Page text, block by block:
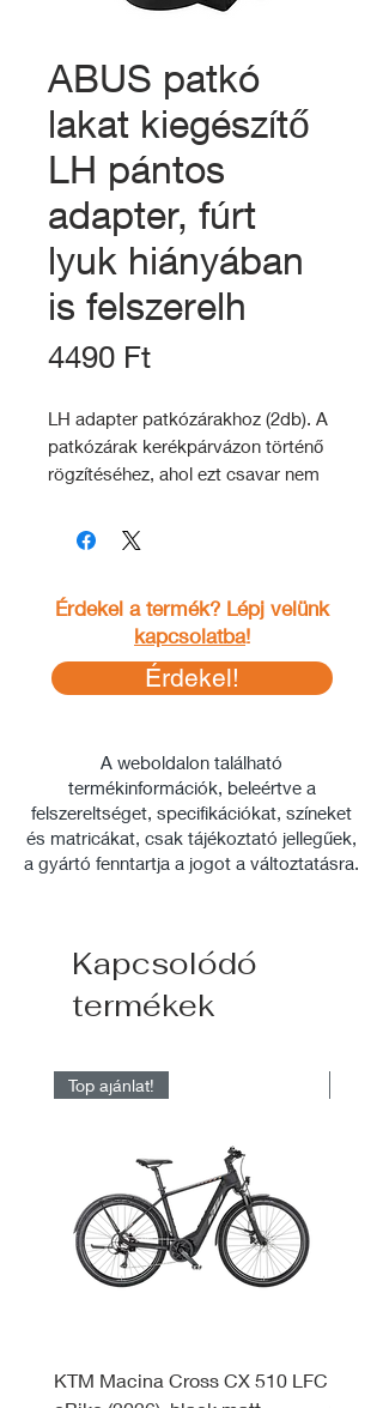
ABUS patkó
lakat kiegészítő
LH pántos
adapter, fúrt
lyuk hiányában
is felszerelh
4490 FtÁr
LH adapter patkózárakhoz (2db). A
patkózárak kerékpárvázon történő
rögzítéséhez, ahol ezt csavar nem
Érdekel a termék? Lépj velünk
kapcsolatba!
Érdekel!
A weboldalon található
termékinformációk, beleértve a
felszereltséget, specifikációkat, színeket
és matricákat, csak tájékoztató jellegűek,
a gyártó fenntartja a jogot a változtatásra.
Kapcsolódó
termékek
Top ajánlat!
KTM Macina Cross CX 510 LFC